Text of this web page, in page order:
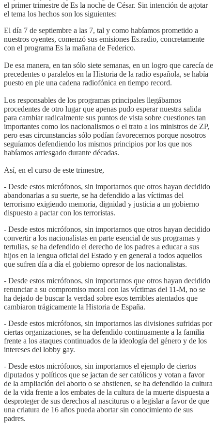
el primer trimestre de Es la noche de César. Sin intención de agotar
el tema los hechos son los siguientes:
El día 7 de septiembre a las 7, tal y como habíamos prometido a
nuestros oyentes, comenzó sus emisiones Es.radio, concretamente
con el programa Es la mañana de Federico.
De esa manera, en tan sólo siete semanas, en un logro que carecía de
precedentes o paralelos en la Historia de la radio española, se había
puesto en pie una cadena radiofónica en tiempo record.
Los responsables de los programas principales llegábamos
procedentes de otro lugar que apenas pudo esperar nuestra salida
para cambiar radicalmente sus puntos de vista sobre cuestiones tan
importantes como los nacionalismos o el trato a los ministros de ZP,
pero esas circunstancias sólo podían favorecernos porque nosotros
seguíamos defendiendo los mismos principios por los que nos
habíamos arriesgado durante décadas.
Así, en el curso de este trimestre,
- Desde estos micrófonos, sin importarnos que otros hayan decidido
abandonarlas a su suerte, se ha defendido a las víctimas del
terrorismo exigiendo memoria, dignidad y justicia a un gobierno
dispuesto a pactar con los terroristas.
- Desde estos micrófonos, sin importarnos que otros hayan decidido
convertir a los nacionalistas en parte esencial de sus programas y
tertulias, se ha defendido el derecho de los padres a educar a sus
hijos en la lengua oficial del Estado y en general a todos aquellos
que sufren día a día el gobierno opresor de los nacionalistas.
- Desde estos micrófonos, sin importarnos que otros hayan decidido
renunciar a su compromiso moral con las víctimas del 11-M, no se
ha dejado de buscar la verdad sobre esos terribles atentados que
cambiaron trágicamente la Historia de España.
- Desde estos micrófonos, sin importarnos las divisiones sufridas por
ciertas organizaciones, se ha defendido continuamente a la familia
frente a los ataques continuados de la ideología del género y de los
intereses del lobby gay.
- Desde estos micrófonos, sin importarnos el ejemplo de ciertos
diputados y políticos que se jactan de ser católicos y votan a favor
de la ampliación del aborto o se abstienen, se ha defendido la cultura
de la vida frente a los embates de la cultura de la muerte dispuesta a
desproteger de sus derechos al nasciturus o a legislar a favor de que
una criatura de 16 años pueda abortar sin conocimiento de sus
padres.